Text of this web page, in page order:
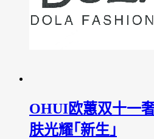
OHUI欧蕙双十一
肤光耀｢新生｣